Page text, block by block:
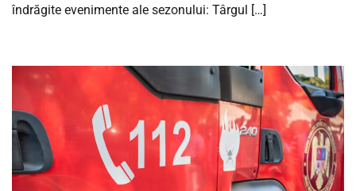
îndrăgite evenimente ale sezonului: Târgul […]